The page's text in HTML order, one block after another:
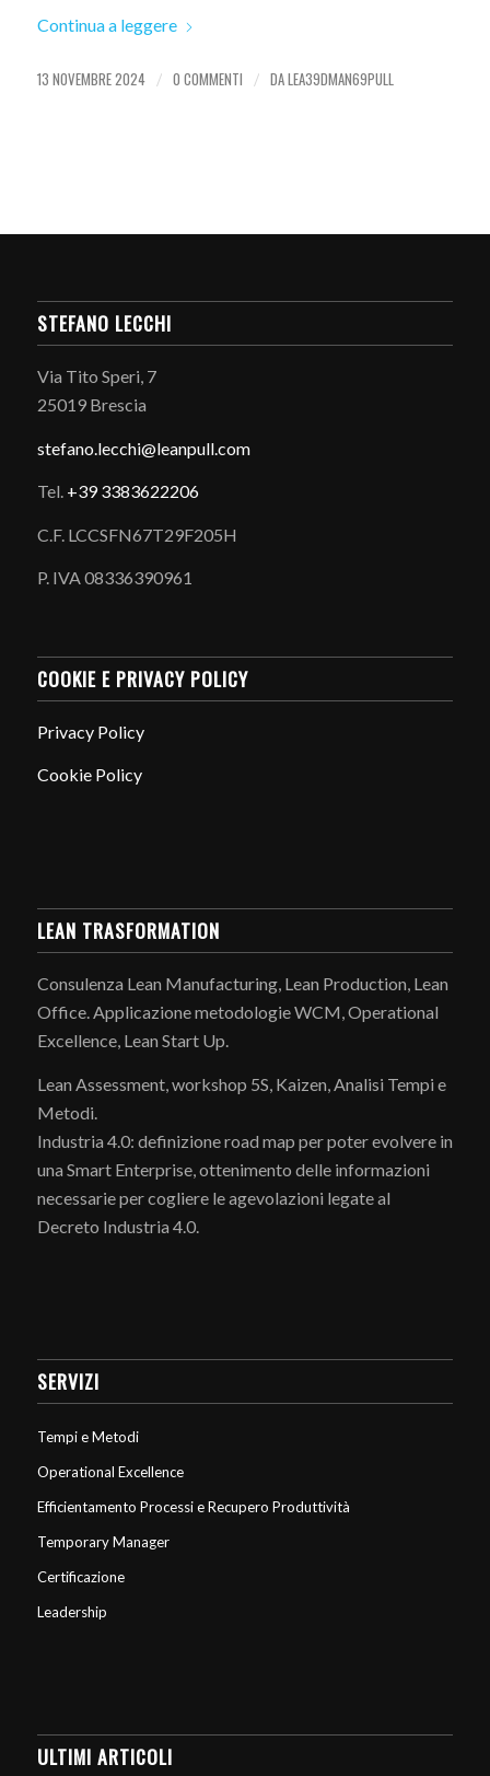
Continua a leggere
13 NOVEMBRE 2024 / 0 COMMENTI / DALEA39DMAN69PULL
STEFANO LECCHI
Via Tito Speri, 7
25019 Brescia
stefano. lecchi@leanpull.com
Tel. +39 3383622206
C.F. LCCSFN67T29F205H
P. IVA 08336390961
COOKIE E PRIVACY POLICY
Privacy Policy
Cookie Policy
LEAN TRASFORMATION
Consulenza Lean Manufacturing, Lean Production, Lean
Office. Applicazione metodologie WCM, Operational
Excellence, Lean Start Up.
Lean Assessment, workshop 5S, Kaizen, Analisi Tempi e
Metodi.
Industria 4.0: definizione road map per poter evolvere in
una Smart Enterprise, ottenimento delle informazioni
necessarie per cogliere le agevolazioni legate al
Decreto Industria 4.0.
SERVIZI
Tempi e Metodi
Operational Excellence
Efficientamento Processi e Recupero Produttività
Temporary Manager
Certificazione
Leadership
ULTIMI ARTICOLI